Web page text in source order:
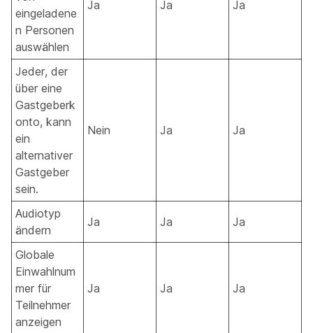
eingeladene
n Personen
auswählen
Ja Ja Ja
Jeder, der
über eine
Gastgeberk
onto, kann
ein
alternativer
Gastgeber
sein.
Nein Ja Ja
Audiotyp
ändern
Ja Ja Ja
Globale
Einwahlnum
mer für
Teilnehmer
anzeigen
Ja Ja Ja